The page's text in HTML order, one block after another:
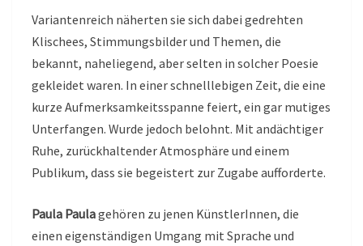
Variantenreich näherten sie sich dabei gedrehten
Klischees, Stimmungsbilder und Themen, die
bekannt, naheliegend, aber selten in solcher Poesie
gekleidet waren. In einer schnelllebigen Zeit, die eine
kurze Aufmerksamkeitsspanne feiert, ein gar mutiges
Unterfangen. Wurde jedoch belohnt. Mit andächtiger
Ruhe, zurückhaltender Atmosphäre und einem
Publikum, dass sie begeistert zur Zugabe aufforderte.
Paula Paulagehören zu jenen KünstlerInnen, die
einen eigenständigen Umgang mit Sprache und